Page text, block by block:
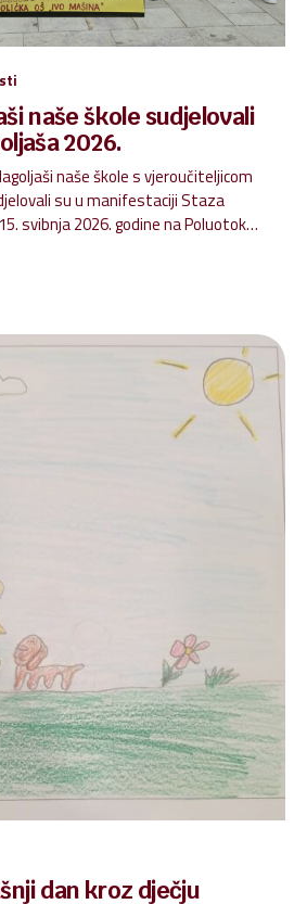
naše škole sudjelovali
2026.
naše škole s vjeroučiteljicom
su u manifestaciji Staza
svibnja 2026. godine na Poluotoku
Zadar. Cilj radionica jest
već i cijeniti hrvatsku kulturnu
izrađivali smo različite uporabne
glagoljice: šalice, privjeske i
Zadra i glagoljskim natpisima.
u prikupljanju donacija za Marijine
dan kroz dječju